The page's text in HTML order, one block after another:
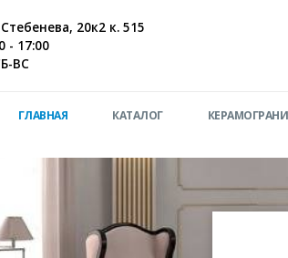
20к2 к. 515
- 17:00
ВС
ГЛАВНАЯ КАТАЛОГ